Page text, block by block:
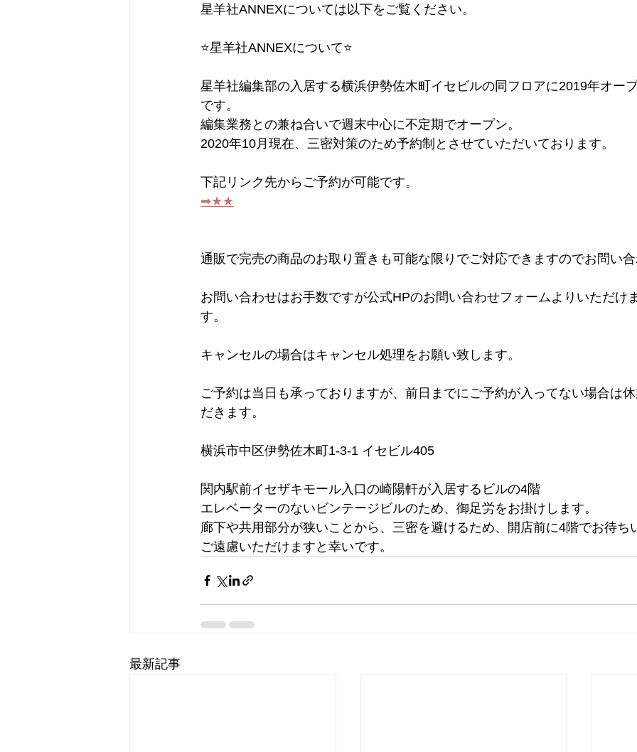
星羊社ANNEXについては以下をご覧ください。
⭐️星羊社ANNEXについて⭐️
星羊社編集部の入居する横浜伊勢佐木町イセビルの同フロアに2019年オー
です。
編集業務との兼ね合いで週末中心に不定期でオープン。
2020年10月現在、三密対策のため予約制とさせていただいております。
下記リンク先からご予約が可能です。
➡︎★★
通販で完売の商品のお取り置きも可能な限りでご対応できますのでお問い合
お問い合わせはお手数ですが公式HPのお問い合わせフォームよりいただけ
す。
キャンセルの場合はキャンセル処理をお願い致します。
ご予約は当日も承っておりますが、前日までにご予約が入ってない場合は
だきます。
横浜市中区伊勢佐木町1-3-1 イセビル405
関内駅前イセザキモール入口の崎陽軒が入居するビルの4階
エレベーターのないビンテージビルのため、御足労をお掛けします。
廊下や共用部分が狭いことから、三密を避けるため、開店前に4階でお待ち
ご遠慮いただけますと幸いです。
最新記事